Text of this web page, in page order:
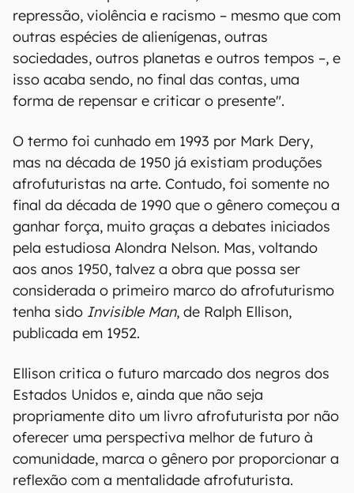
repressão, violência e racismo – mesmo que com
outras espécies de alienígenas, outras
sociedades, outros planetas e outros tempos –, e
isso acaba sendo, no final das contas, uma
forma de repensar e criticar o presente".
O termo foi cunhado em 1993 por Mark Dery,
mas na década de 1950 já existiam produções
afrofuturistas na arte. Contudo, foi somente no
final da década de 1990 que o gênero começou a
ganhar força, muito graças a debates iniciados
pela estudiosa Alondra Nelson. Mas, voltando
aos anos 1950, talvez a obra que possa ser
considerada o primeiro marco do afrofuturismo
tenha sido Invisible Man, de Ralph Ellison,
publicada em 1952.
Ellison critica o futuro marcado dos negros dos
Estados Unidos e, ainda que não seja
propriamente dito um livro afrofuturista por não
oferecer uma perspectiva melhor de futuro à
comunidade, marca o gênero por proporcionar a
reflexão com a mentalidade afrofuturista.